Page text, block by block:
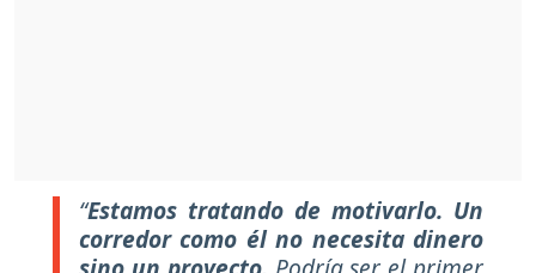
“Estamos tratando de motivarlo. Un
corredor como él no necesita dinero